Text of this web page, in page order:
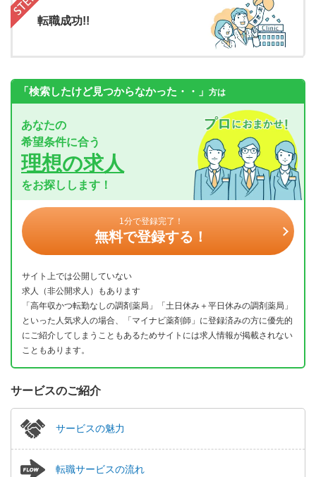
転職成功!!
「検索したけど見つからなかった・・」 方は
あなたの
希望条件に合う
理想の求人
をお探しします！
1分で登録完了！
無料で登録する！
サイト上では公開していない
求人（非公開求人）もあります
「高年収かつ転勤なしの調剤薬局」「土日休み＋平日休みの調剤薬局」
といった人気求人の場合、「マイナビ薬剤師」に登録済みの方に優先的
にご紹介してしまうこともあるためサイトには求人情報が掲載されない
こともあります。
サービスのご紹介
サービスの魅力
転職サービスの流れ